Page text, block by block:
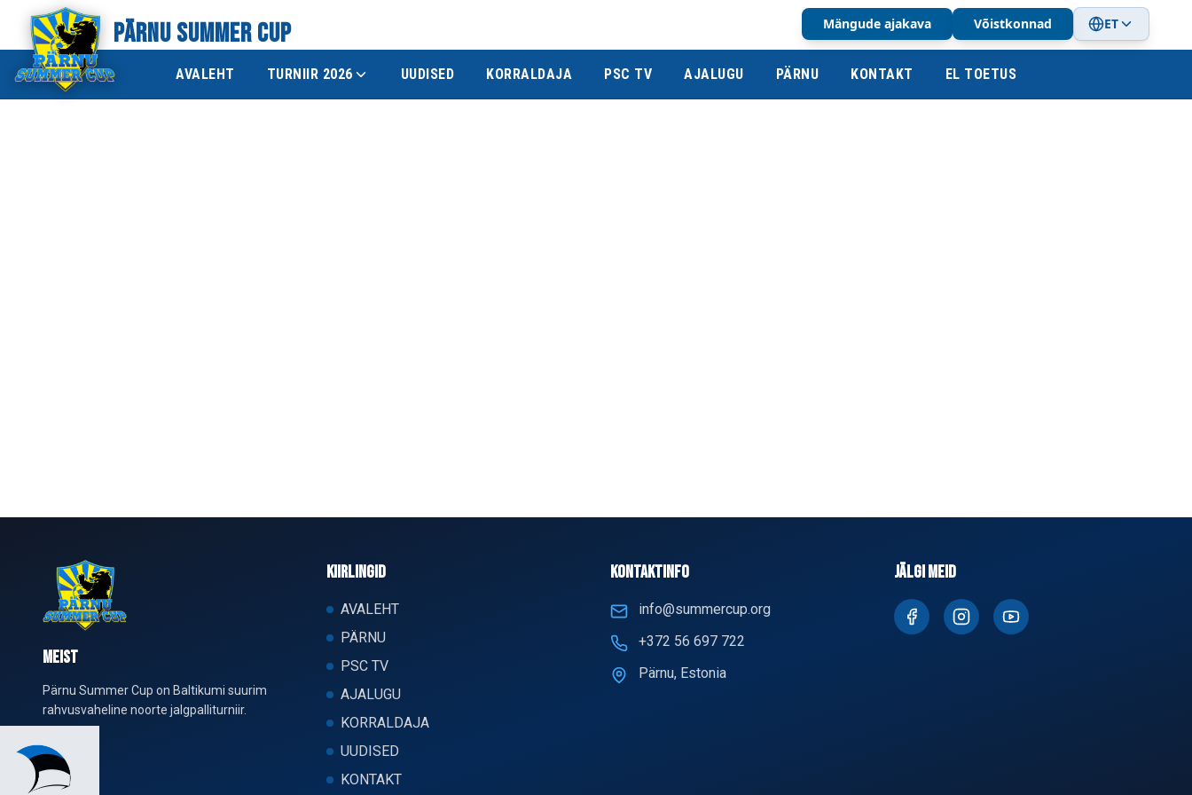
PÄRNU SUMMER CUP Mängude ajakava Võistkonnad ET
AVALEHT TURNIIR 2026 UUDISED KORRALDAJA PSC TV AJALUGU PÄRNU KONTAKT EL TOETUS
MEIST
Pärnu Summer Cup on Baltikumi suurim
rahvusvaheline noorte jalgpalliturniir.
KIIRLINGID
AVALEHT
PÄRNU
PSC TV
AJALUGU
KORRALDAJA
UUDISED
KONTAKT
KONTAKTINFO
info@summercup.org
+372 56 697 722
Pärnu, Estonia
JÄLGI MEID